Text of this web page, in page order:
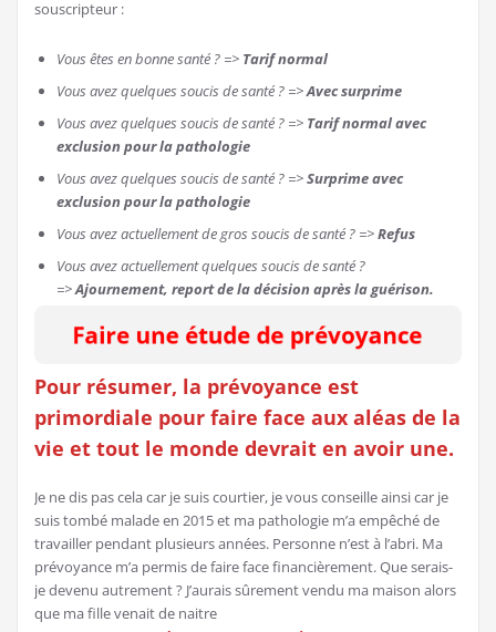
souscripteur :
Vous êtes en bonne santé ? => Tarif normal
Vous avez quelques soucis de santé ? =>Avec surprime
Vous avez quelques soucis de santé ? => Tarif normal avec
exclusion pour la pathologie
Vous avez quelques soucis de santé ? =>Surprime avec
exclusion pour la pathologie
Vous avez actuellement de gros soucis de santé ? =>Refus
Vous avez actuellement quelques soucis de santé ?
=>Ajournement, report de la décision après la guérison.
Pour résumer, la prévoyance est
primordiale pour faire face aux aléas de la
vie et tout le monde devrait en avoir une.
Je ne dis pas cela car je suis courtier, je vous conseille ainsi car je
suis tombé malade en 2015 et ma pathologie m’a empêché de
travailler pendant plusieurs années. Personne n’est à l’abri. Ma
prévoyance m’a permis de faire face financièrement. Que serais-
je devenu autrement ? J’aurais sûrement vendu ma maison alors
que ma fille venait de naitre